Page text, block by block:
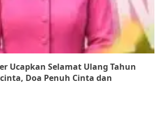
Ucapkan Selamat Ulang Tahun
Doa Penuh Cinta dan